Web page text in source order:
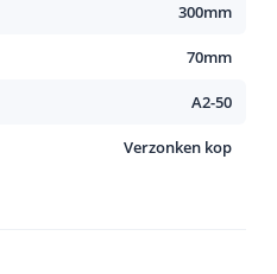
300mm
70mm
A2-50
Verzonken kop